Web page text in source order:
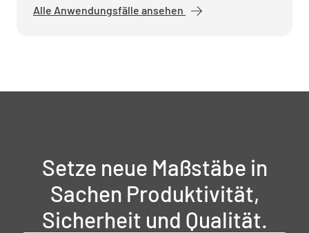
Alle Anwendungsfälle ansehen
Setze neue Maßstäbe in
Sachen Produktivität,
Sicherheit und Qualität.